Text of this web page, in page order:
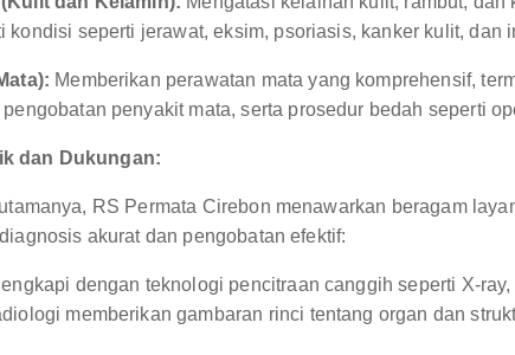
kondisi seperti jerawat, eksim, psoriasis, kanker kulit, dan
Memberikan perawatan mata yang komprehensif,
penyakit mata, serta prosedur bedah seperti
dan Dukungan:
RS Permata Cirebon menawarkan beragam
akurat dan pengobatan efektif:
dengan teknologi pencitraan canggih seperti X-
memberikan gambaran rinci tentang organ dan